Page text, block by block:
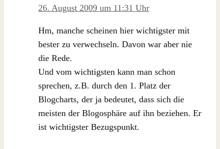
26. August 2009 um 11:31 Uhr
Hm, manche scheinen hier wichtigster mit
bester zu verwechseln. Davon war aber nie
die Rede.
Und vom wichtigsten kann man schon
sprechen, z.B. durch den 1. Platz der
Blogcharts, der ja bedeutet, dass sich die
meisten der Blogosphäre auf ihn beziehen. Er
ist wichtigster Bezugspunkt.